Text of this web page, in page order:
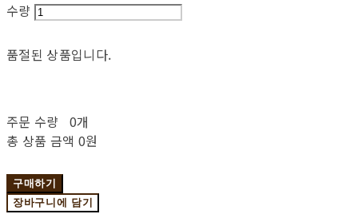
수량
품절된 상품입니다.
주문 수량
0개
총 상품 금액 0원
구매하기
장바구니에 담기